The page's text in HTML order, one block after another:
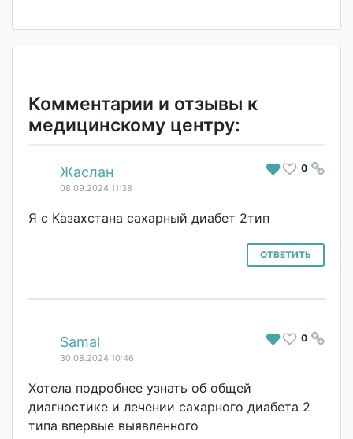
Комментарии и отзывы к
медицинскому центру:
# 0
Жаслан
08.09.2024 11:38
Я с Казахстана сахарный диабет 2тип
ОТВЕТИТЬ
# 0
Samal
30.08.2024 10:46
Хотела подробнее узнать об общей
диагностике и лечении сахарного диабета 2
типа впервые выявленного